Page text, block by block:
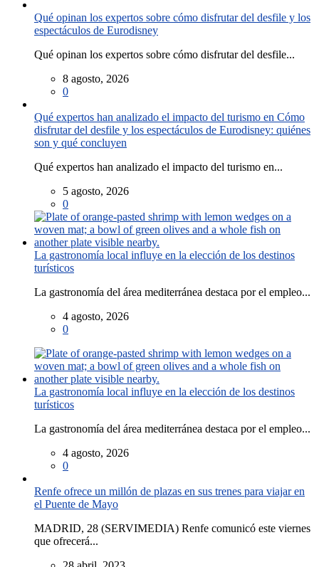
Qué opinan los expertos sobre cómo disfrutar del desfile y los
espectáculos de Eurodisney
Qué opinan los expertos sobre cómo disfrutar del desfile...
8 agosto, 2026
0
Qué expertos han analizado el impacto del turismo en Cómo
disfrutar del desfile y los espectáculos de Eurodisney: quiénes
son y qué concluyen
Qué expertos han analizado el impacto del turismo en...
5 agosto, 2026
0
La gastronomía local influye en la elección de los destinos
turísticos
La gastronomía del área mediterránea destaca por el empleo...
4 agosto, 2026
0
La gastronomía local influye en la elección de los destinos
turísticos
La gastronomía del área mediterránea destaca por el empleo...
4 agosto, 2026
0
Renfe ofrece un millón de plazas en sus trenes para viajar en
el Puente de Mayo
MADRID, 28 (SERVIMEDIA) Renfe comunicó este viernes
que ofrecerá...